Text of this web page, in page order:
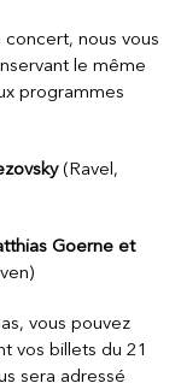
concert, nous vous
le même
programmes
(Ravel,
Goerne et
vous pouvez
vos billets du 21
sera adressé